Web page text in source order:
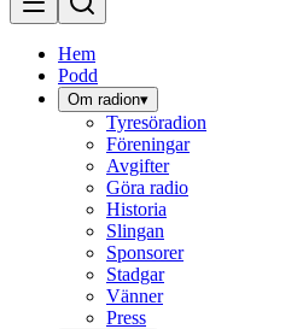
Hem
Podd
Om radion▾
Tyresöradion
Föreningar
Avgifter
Göra radio
Historia
Slingan
Sponsorer
Stadgar
Vänner
Press